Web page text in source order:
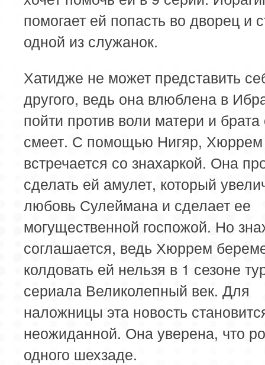
помогает ей попасть во дворец и
одной из служанок.
Хатидже не может представить
другого, ведь она влюблена в
пойти против воли матери и
смеет. С помощью Нигяр, Хюррем
встречается со знахаркой. Она
сделать ей амулет, который
любовь Сулеймана и сделает ее
могущественной госпожой. Но
соглашается, ведь Хюррем
колдовать ей нельзя в 1 сезоне
сериала Великолепный век. Для
наложницы эта новость
неожиданной. Она уверена, что
одного шехзаде.